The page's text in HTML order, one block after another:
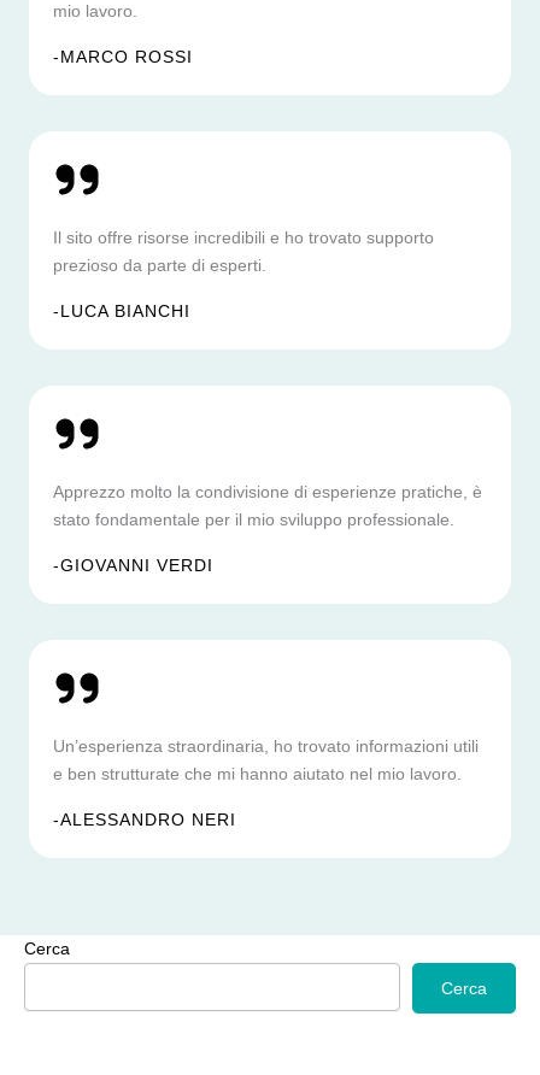
mio lavoro.
-MARCO ROSSI
Il sito offre risorse incredibili e ho trovato supporto
prezioso da parte di esperti.
-LUCA BIANCHI
Apprezzo molto la condivisione di esperienze pratiche, è
stato fondamentale per il mio sviluppo professionale.
-GIOVANNI VERDI
Un’esperienza straordinaria, ho trovato informazioni utili
e ben strutturate che mi hanno aiutato nel mio lavoro.
-ALESSANDRO NERI
Cerca
Cerca